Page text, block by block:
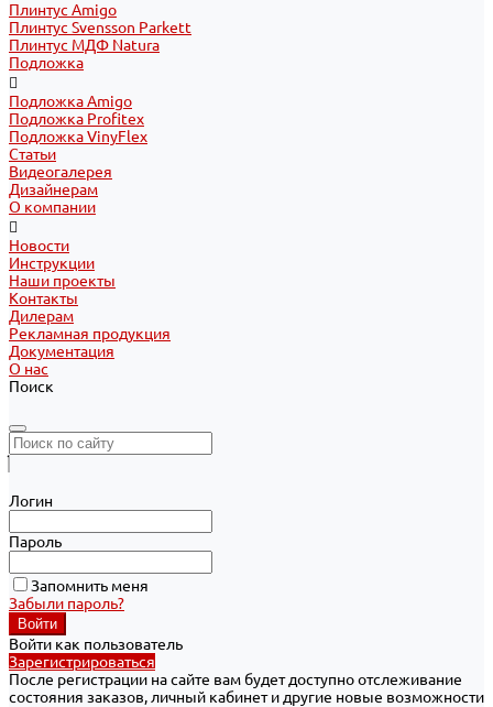
Плинтус Amigo
Плинтус Svensson Parkett
Плинтус МДФ Natura
Подложка
Подложка Amigo
Подложка Profitex
Подложка VinyFlex
Статьи
Видеогалерея
Дизайнерам
О компании
Новости
Инструкции
Наши проекты
Контакты
Дилерам
Рекламная продукция
Документация
О нас
Поиск
Логин
Пароль
Запомнить меня
Забыли пароль?
Войти как пользователь
Зарегистрироваться
После регистрации на сайте вам будет доступно отслеживание
состояния заказов, личный кабинет и другие новые возможности